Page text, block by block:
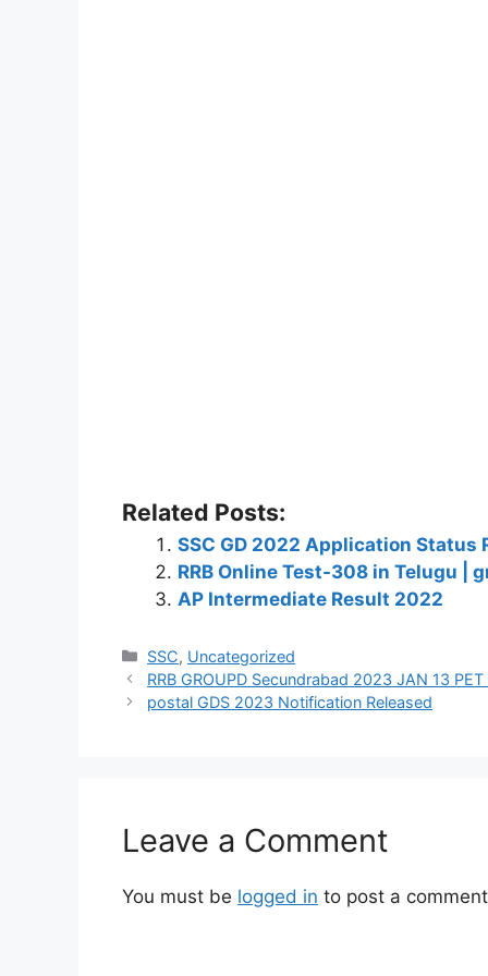
Related Posts:
SSC GD 2022 Application Status
RRB Online Test-308 in Telugu
AP Intermediate Result 2022
Categories
SSC, Uncategorized
RRB GROUPD Secundrabad 2023 JAN 13
postal GDS 2023 Notification Released
Leave a Comment
You must be logged in to post a